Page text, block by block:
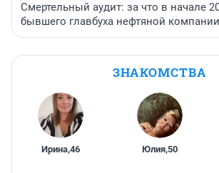
Смертельный аудит: за что в начале
бывшего главбуха нефтяной
ЗНАКОМСТВА
Ирина,46 Юлия,50